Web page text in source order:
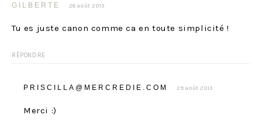
GILBERTE 28 août 2013
Tu es juste canon comme ca en toute simplicité !
RÉPONDRE
PRISCILLA@MERCREDIE.COM 29 août 2013
Merci :)